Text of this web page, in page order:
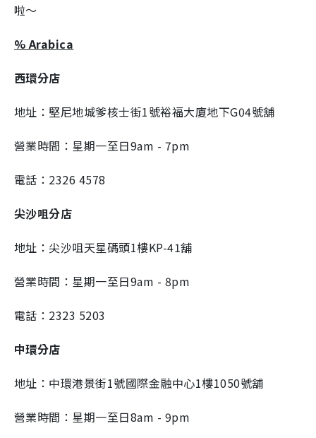
啦～
% Arabica
西環分店
地址：堅尼地城爹核士街1號裕福大廈地下G04號舖
營業時間：星期一至日9am - 7pm
電話：2326 4578
尖沙咀分店
地址：尖沙咀天星碼頭1樓KP-41舖
營業時間：星期一至日9am - 8pm
電話：2323 5203
中環分店
地址：中環港景街1號國際金融中心1樓1050號舖
營業時間：星期一至日8am - 9pm